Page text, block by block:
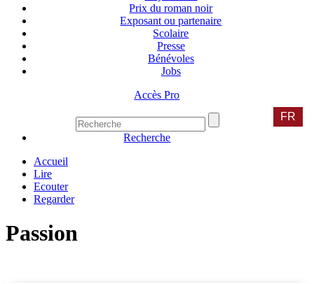
Prix du roman noir
Exposant ou partenaire
Scolaire
Presse
Bénévoles
Jobs
Accès Pro
FR
Recherche
Accueil
Lire
Ecouter
Regarder
Passion